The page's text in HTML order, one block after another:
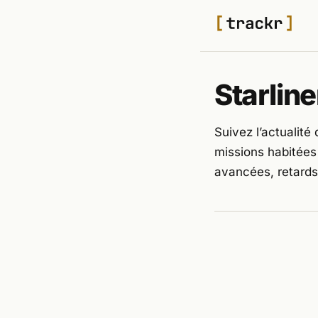
Suivez
missions
avancées,